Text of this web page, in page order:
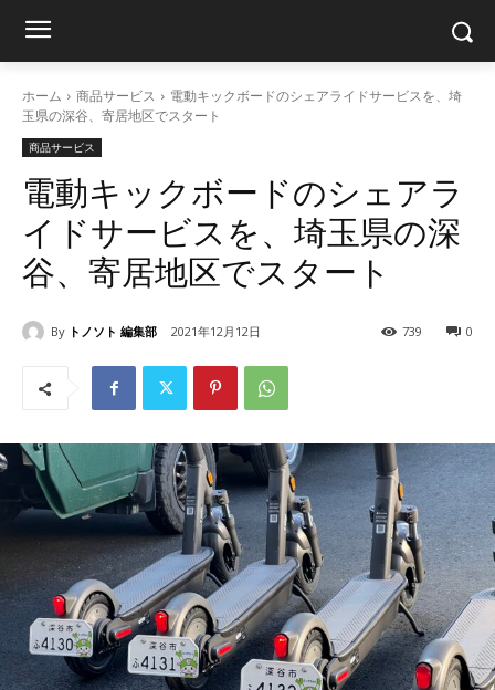
ホーム 商品サービス
電動キックボードのシェアライドサービスを、埼
玉県の深谷、寄居地区でスタート
商品サービス
電動キックボードのシェアラ
イドサービスを、埼玉県の深
谷、寄居地区でスタート
By トノソト 編集部 2021年12月12日 0
739